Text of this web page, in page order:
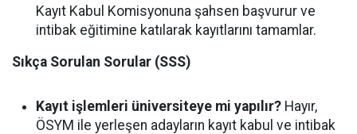
Kayıt Kabul Komisyonuna şahsen başvurur ve
intibak eğitimine katılarak kayıtlarını tamamlar.
Sıkça Sorulan Sorular (SSS)
Kayıt işlemleri üniversiteye mi yapılır? Hayır,
ÖSYM ile yerleşen adayların kayıt kabul ve intibak